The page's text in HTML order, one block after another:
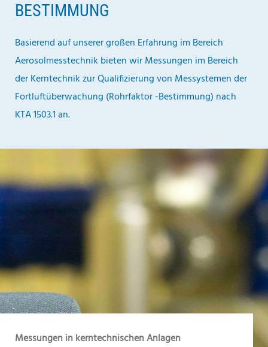
BESTIMMUNG
Basierend auf unserer großen Erfahrung im Bereich
Aerosolmesstechnik bieten wir Messungen im Bereich
der Kerntechnik zur Qualifizierung von Messystemen der
Fortluftüberwachung (Rohrfaktor -Bestimmung) nach
KTA 1503.1 an.
Messungen in kerntechnischen Anlagen